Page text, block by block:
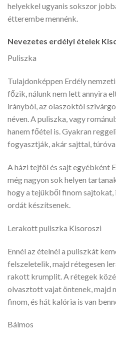
helyekkel ugyanis sokszor
étterembe mennénk.
Nevezetes erdélyi ételek
Puliszka
Tulajdonképpen Erdély
főzik, nálunk nem lett annyira
irányból, az olaszoktól
néven. A puliszka, vagy
hanem főétel is. Gyakran
fogyasztják, akár sajttal,
A házi tejföl és sajt egyébként
még nagyon sok helyen
hogy a tejükből finom sajtokat,
ordát készítsenek.
Lerakott puliszka Kisoroszi
Ennél az ételnél a puliszkát
felszeletelik, majd rétegesen
rakott krumplit. A rétegek
olvasztott vajat öntenek, majd
finom, és hát kalória is van
Bálmos